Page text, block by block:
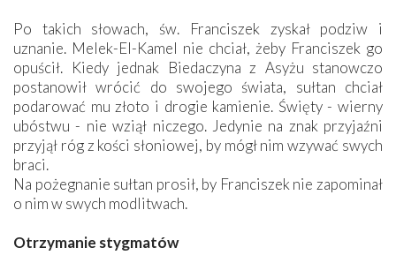
Po takich słowach, św. Franciszek zyskał podziw i
uznanie. Melek-El-Kamel nie chciał, żeby Franciszek go
opuścił. Kiedy jednak Biedaczyna z Asyżu stanowczo
postanowił wrócić do swojego świata, sułtan chciał
podarować mu złoto i drogie kamienie. Święty - wierny
ubóstwu - nie wziął niczego. Jedynie na znak przyjaźni
przyjął róg z kości słoniowej, by mógł nim wzywać swych
braci.
Na pożegnanie sułtan prosił, by Franciszek nie zapominał
o nim w swych modlitwach.
Otrzymanie stygmatów